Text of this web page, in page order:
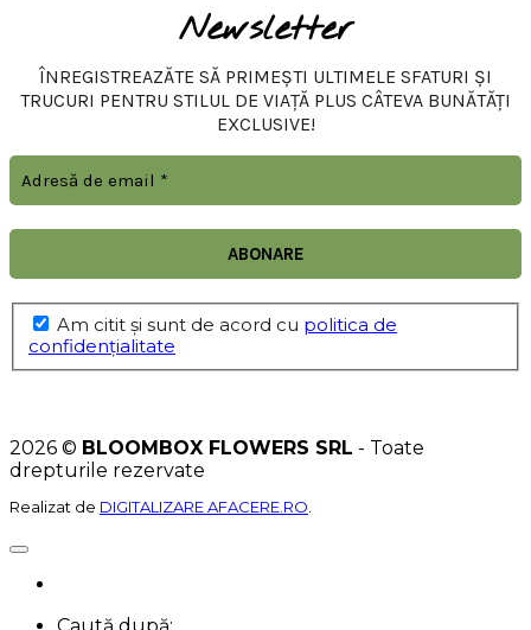
Newsletter
ÎNREGISTREAZĂTE SĂ PRIMEȘTI ULTIMELE SFATURI ȘI
TRUCURI PENTRU STILUL DE VIAȚĂ PLUS CÂTEVA BUNĂTĂȚI
EXCLUSIVE!
Am citit şi sunt de acord cu politica de
confidențialitate
2026 © BLOOMBOX FLOWERS SRL - Toate
drepturile rezervate
Realizat de DIGITALIZARE AFACERE.RO
Caută după: